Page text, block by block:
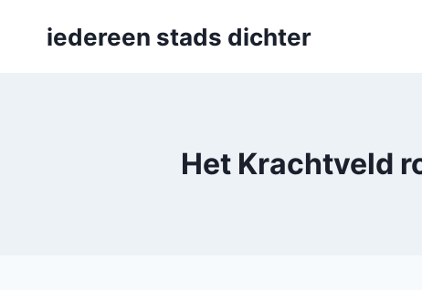
iedereen stads dichter
Het Krachtveld